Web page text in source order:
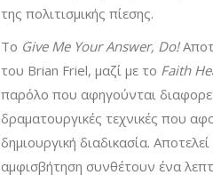
της πολιτισμικής πίεσης.
Το Give Me Your Answer, Do!
του Brian Friel, μαζί με το Faith
παρόλο που αφηγούνται
δραματουργικές τεχνικές που
δημιουργική διαδικασία.
αμφισβήτηση συνθέτουν ένα